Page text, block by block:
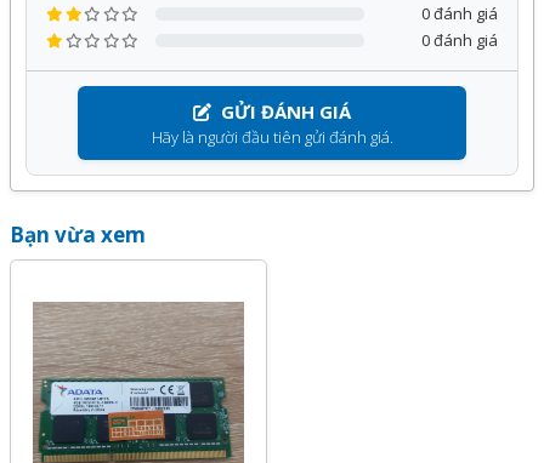
GỬI ĐÁNH GIÁ
Hãy là người đầu tiên gửi đánh giá.
0 đánh giá
0 đánh giá
Bạn vừa xem